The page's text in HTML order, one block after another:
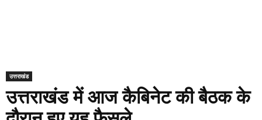
उत्तराखंड
उत्तराखंड में आज कैबिनेट की बैठक के